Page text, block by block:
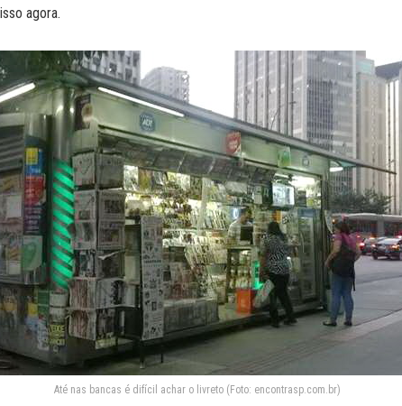
agora.
Até nas bancas é difícil achar o livreto (Foto: encontrasp.com.br)